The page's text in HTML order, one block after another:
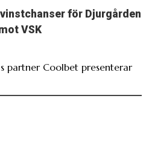
för Djurgården
VSK
partner Coolbet presenterar